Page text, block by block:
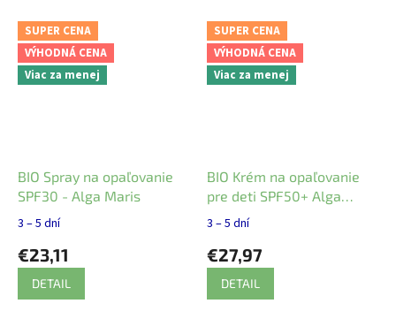
SUPER CENA
VÝHODNÁ CENA
Viac za menej
BIO Spray na opaľovanie
SPF30 - Alga Maris
3 – 5 dní
€23,11
DETAIL
SUPER CENA
VÝHODNÁ CENA
Viac za menej
BIO Krém na opaľovanie
pre deti SPF50+ Alga
Maris
3 – 5 dní
€27,97
DETAIL